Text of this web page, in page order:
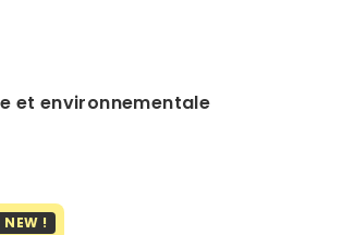
et environnementale
NEW !